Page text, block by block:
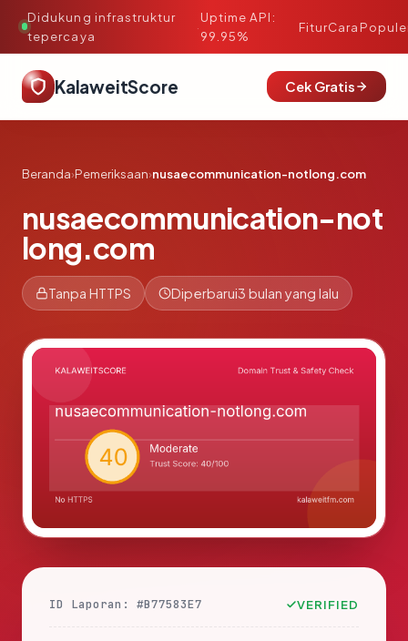
Didukung infrastruktur
tepercaya
·
Uptime API:
99.95%
FiturCara
KalaweitScore Cek Gratis
Beranda›Pemeriksaan›nusaecommunication-notlong.com
nusaecommunication-not
long.com
Tanpa HTTPS Diperbarui3 bulan yang lalu
ID Laporan: #B77583E7 VERIFIED